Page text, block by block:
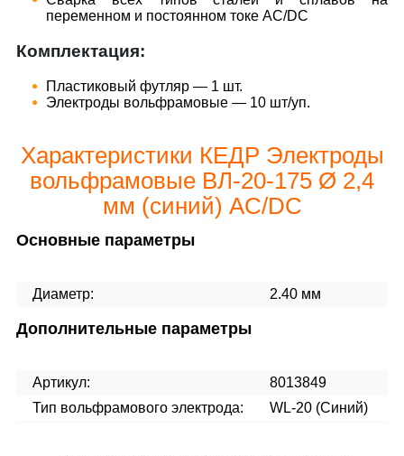
переменном и постоянном токе AC/DC
Комплектация:
Пластиковый футляр — 1 шт.
Электроды вольфрамовые — 10 шт/уп.
Характеристики КЕДР Электроды
вольфрамовые ВЛ-20-175 Ø 2,4
мм (синий) AC/DC
Основные параметры
Диаметр: 2.40 мм
Дополнительные параметры
Артикул:
8013849
Тип вольфрамового электрода:
WL-20 (Синий)